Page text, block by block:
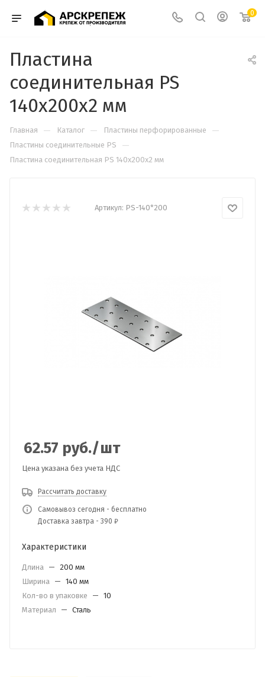
0
Пластина
соединительная PS
140х200х2 мм
Главная — Каталог — Пластины перфорированные —
Пластины соединительные PS —
Пластина соединительная PS 140х200х2 мм
Артикул: PS-140*200
62.57 руб./шт
Цена указана без учета НДС
Рассчитать доставку
Самовывоз сегодня - бесплатно
Доставка завтра - 390 ₽
Характеристики
Длина — 200 мм
Ширина — 140 мм
Кол-во в упаковке
— 10
Материал
— Сталь